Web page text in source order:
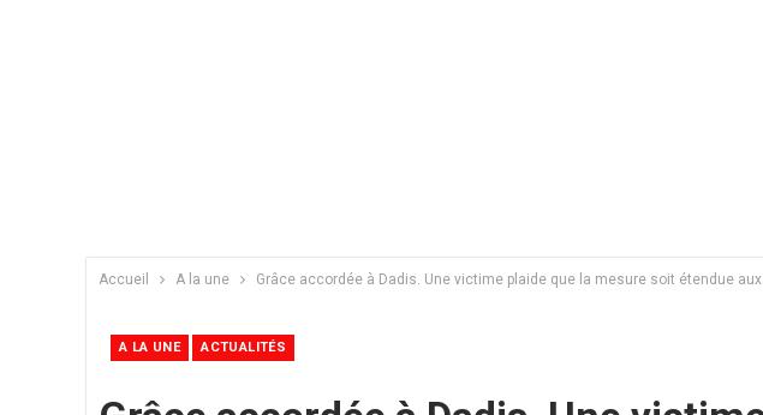
Accueil A la une Grâce accordée à Dadis. Une victime plaide que la mesure soit étendue
A LA UNE ACTUALITÉS